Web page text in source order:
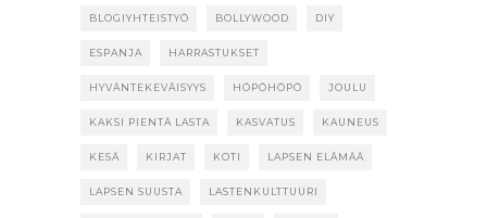
BLOGIYHTEISTYÖ BOLLYWOOD DIY
ESPANJA HARRASTUKSET
HYVÄNTEKEVÄISYYS HÖPÖHÖPÖ JOULU
KAKSI PIENTÄ LASTA KASVATUS KAUNEUS
KESÄ KIRJAT KOTI LAPSEN ELÄMÄÄ
LAPSEN SUUSTA LASTENKULTTUURI